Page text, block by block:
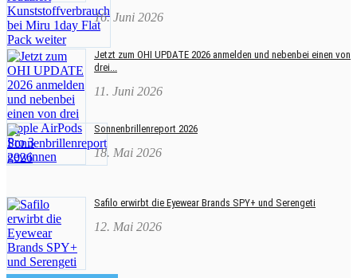
16. Juni 2026
Jetzt zum OHI UPDATE 2026 anmelden und nebenbei einen von
drei...
11. Juni 2026
Sonnenbrillenreport 2026
18. Mai 2026
Safilo erwirbt die Eyewear Brands SPY+ und Serengeti
12. Mai 2026